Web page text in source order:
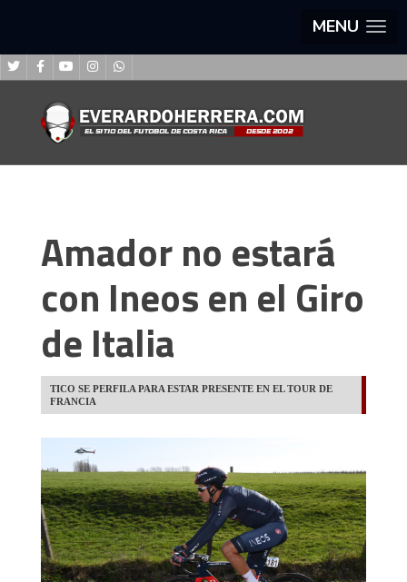
MENU
Amador no estará
con Ineos en el Giro
de Italia
TICO SE PERFILA PARA ESTAR PRESENTE EN EL TOUR DE
FRANCIA